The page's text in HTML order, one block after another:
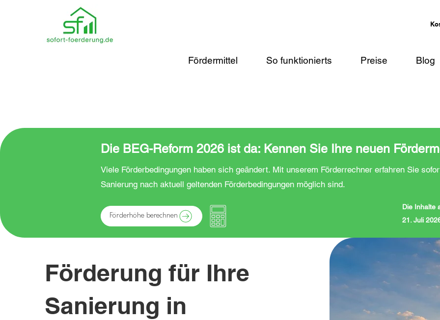
Fördermittel So funktionierts Preise Blog
Die BEG-Reform 2026 ist da: Kennen Sie Ihre neuen
Viele Förderbedingungen haben sich geändert. Mit unserem Förderrechner erfahren Sie
Sanierung nach aktuell geltenden Förderbedingungen möglich sind.
Förderhöhe berechnen
Die Inhalte
21. Juli
Förderung für Ihre
Sanierung in